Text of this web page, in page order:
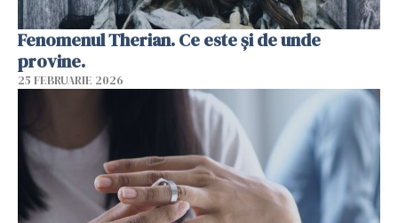
Fenomenul Therian. Ce este și de unde
provine.
25 FEBRUARIE 2026